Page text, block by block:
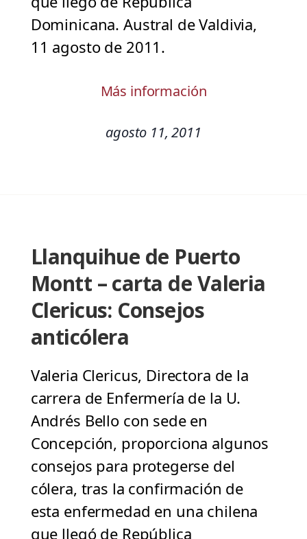
Dominicana. Austral de Valdivia,
11 agosto de 2011.
Más información
agosto 11, 2011
Llanquihue de Puerto
Montt – carta de Valeria
Clericus: Consejos
anticólera
Valeria Clericus, Directora de la
carrera de Enfermería de la U.
Andrés Bello con sede en
Concepción, proporciona algunos
consejos para protegerse del
cólera, tras la confirmación de
esta enfermedad en una chilena
que llegó de República